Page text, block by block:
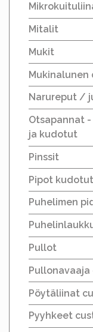
Mitalit
Mukit
Mukinalunen
Narureput /
Otsapannat
ja kudotut
Pinssit
Pipot kudotut
Puhelimen
Pullot
Pullonavaaja
Pöytäliinat
Pyyhkeet